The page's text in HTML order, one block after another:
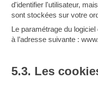
d'identifier l'utilisateur,
sont stockées sur votre
Le paramétrage du
à l’adresse suivante :
5.3. Les